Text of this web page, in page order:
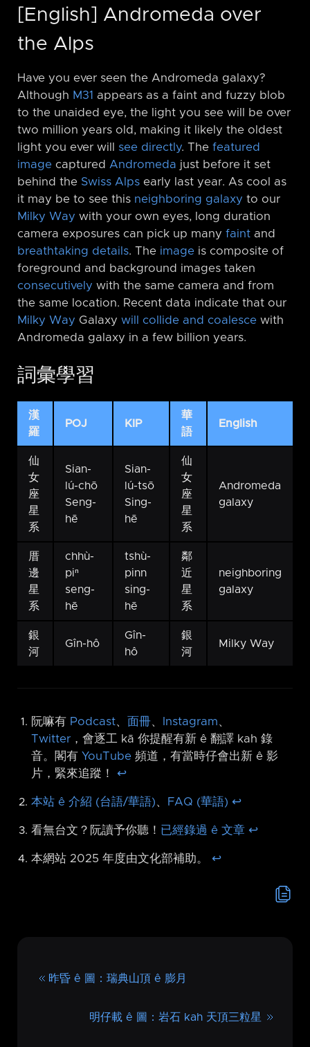
[English] Andromeda over
the Alps
Have you ever seen the Andromeda galaxy?
Although M31 appears as a faint and fuzzy blob
to the unaided eye, the light you see will be over
two million years old, making it likely the oldest
light you ever will see directly. The featured
image captured Andromeda just before it set
behind the Swiss Alps early last year. As cool as
it may be to see this neighboring galaxy to our
Milky Way with your own eyes, long duration
camera exposures can pick up many faint and
breathtaking details. The image is composite of
foreground and background images taken
consecutively with the same camera and from
the same location. Recent data indicate that our
Milky Way Galaxy will collide and coalesce with
Andromeda galaxy in a few billion years.
詞彙學習
漢
羅
POJ KIP
華
語
English
仙
女
座
星
系
Sian-
lú-chō
Seng-
hē
Sian-
lú-tsō
Sing-
hē
仙
女
座
星
系
Andromeda
galaxy
厝
邊
星
系
chhù-
piⁿ
seng-
hē
tshù-
pinn
sing-
hē
鄰
近
星
系
neighboring
galaxy
銀
河
Gîn-hô
Gîn-
hô
銀
河
Milky Way
阮嘛有 Podcast、 面冊、 Instagram、
Twitter ，會逐工 kā 你提醒有新 ê 翻譯 kah 錄
音。閣有 YouTube 頻道，有當時仔會出新 ê 影
片，緊來追蹤！ ↩︎
本站 ê 介紹 (台語/華語)、 FAQ (華語) ↩︎
看無台文？阮讀予你聽！ 已經錄過 ê 文章 ↩︎
本網站 2025 年度由文化部補助。 ↩︎
昨昏 ê 圖：瑞典山頂 ê 膨月
明仔載 ê 圖：岩石 kah 天頂三粒星